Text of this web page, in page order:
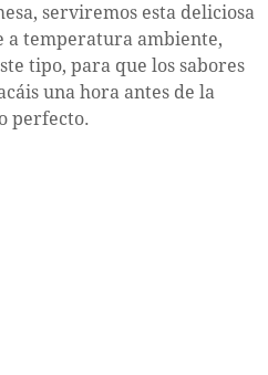
serviremos esta deliciosa
a temperatura ambiente,
tipo, para que los sabores
una hora antes de la
perfecto.